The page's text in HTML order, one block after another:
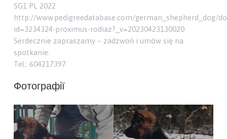
SG1 PL 2022
http://www.pedigreedatabase.com/german_shepherd_dog/
id=3234324-proximus-rodiaz?_v=20230423130020
Serdecznie zapraszamy – zadzwoń i umów się na
spotkanie:
Tel.: 604217397
Фотографії